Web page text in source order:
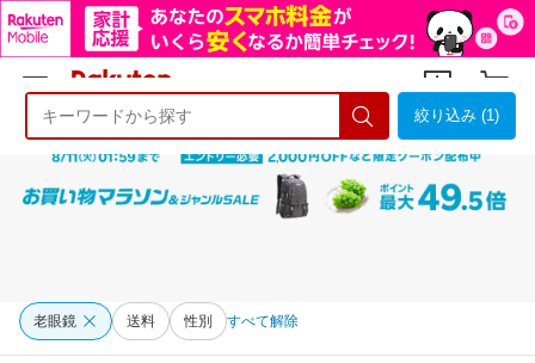
ようこそ 楽天市場へ ログイン
絞り込み (1)
老眼鏡 送料 性別 すべて解除